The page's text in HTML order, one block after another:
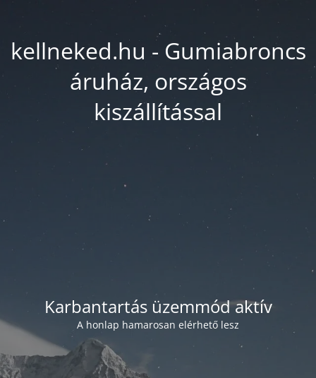
kellneked.hu - Gumiabroncs
áruház, országos
kiszállítással
Karbantartás üzemmód aktív
A honlap hamarosan elérhető lesz